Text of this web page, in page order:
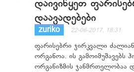
დაივიწყეთ
დაავადებები
zuriko 22-06-2017, 18:31
ფარისებრი ჯირკვალი
ორგანოა. ის გამოიმუშავებს
ორგანიზმის ჯანმრთელობაა